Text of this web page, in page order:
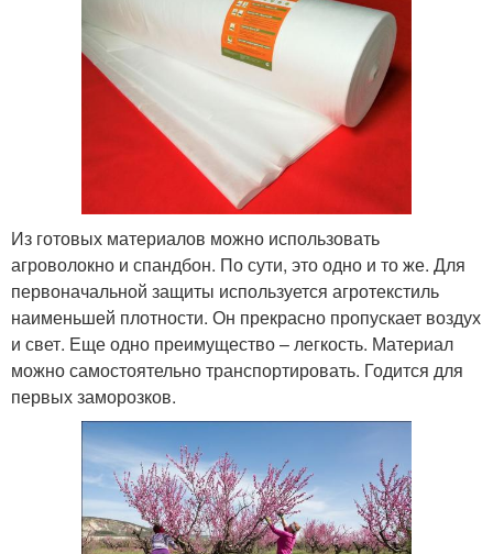
Из готовых материалов можно использовать
агроволокно и спандбон. По сути, это одно и то же. Для
первоначальной защиты используется агротекстиль
наименьшей плотности. Он прекрасно пропускает воздух
и свет. Еще одно преимущество – легкость. Материал
можно самостоятельно транспортировать. Годится для
первых заморозков.